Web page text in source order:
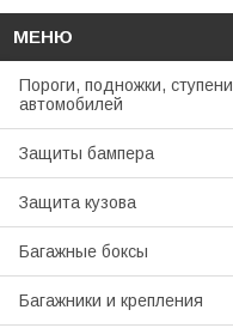
Пороги, подножки,
автомобилей
Защиты бампера
Защита кузова
Багажные боксы
Багажники и крепления